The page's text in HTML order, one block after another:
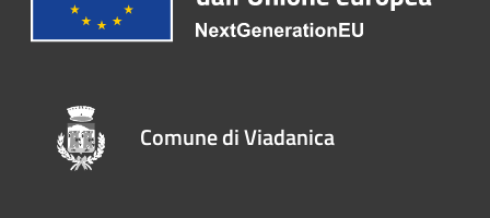
Comune di Viadanica